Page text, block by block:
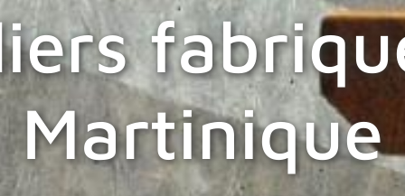
Martinique